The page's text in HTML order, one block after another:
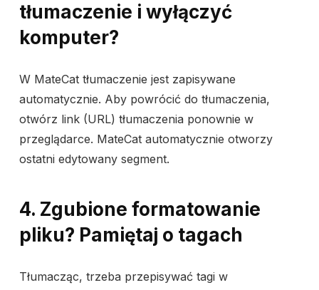
tłumaczenie i wyłączyć
komputer?
W MateCat tłumaczenie jest zapisywane
automatycznie. Aby powrócić do tłumaczenia,
otwórz link (URL) tłumaczenia ponownie w
przeglądarce. MateCat automatycznie otworzy
ostatni edytowany segment.
4. Zgubione formatowanie
pliku? Pamiętaj o tagach
Tłumacząc, trzeba przepisywać tagi w